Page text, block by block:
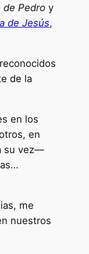
de Pedroy
de Jesús,
de la
en los
en
su vez—
me
nuestros